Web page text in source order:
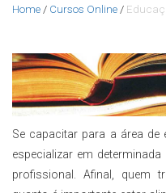
Home / Cursos Online /
Se capacitar para a área
especializar em
profissional. Afinal, quem